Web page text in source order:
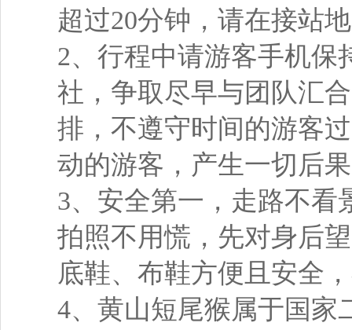
超过20分钟，请在接站
2、行程中请游客手机保
社，争取尽早与团队汇
排，不遵守时间的游客
动的游客，产生一切后
3、安全第一，走路不看
拍照不用慌，先对身后
底鞋、布鞋方便且安全
4、黄山短尾猴属于国家